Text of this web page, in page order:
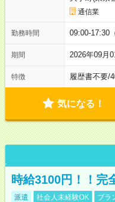
通信業
勤務時間 09:00-17:30
期間 2026年09
特徴 履歴書不要/
気になる！
時給3100円！！完
派遣 社会人未経験OK ブラ